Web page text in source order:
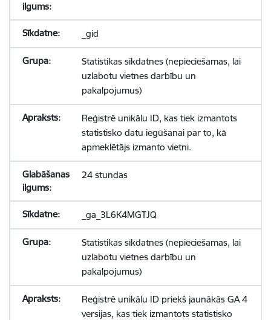
_gid
Statistikas sīkdatnes (nepieciešamas, lai
uzlabotu vietnes darbību un
pakalpojumus)
Reģistrē unikālu ID, kas tiek izmantots
statistisko datu iegūšanai par to, kā
apmeklētājs izmanto vietni.
24 stundas
_ga_3L6K4MGTJQ
Statistikas sīkdatnes (nepieciešamas, lai
uzlabotu vietnes darbību un
pakalpojumus)
Reģistrē unikālu ID priekš jaunākās GA 4
versijas, kas tiek izmantots statistisko